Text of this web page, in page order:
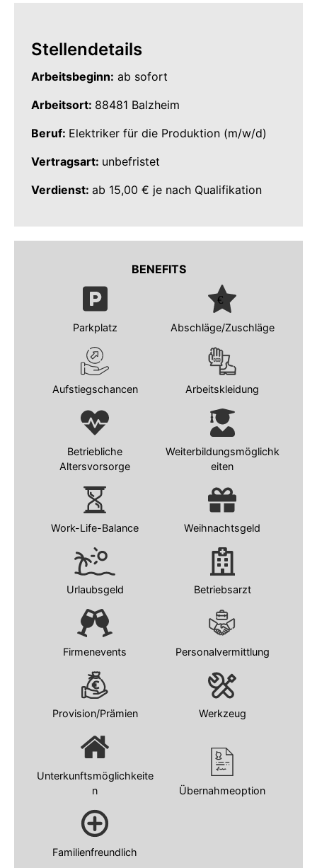
Stellendetails
Arbeitsbeginn: ab sofort
Arbeitsort: 88481 Balzheim
Beruf: Elektriker für die Produktion (m/w/d)
Vertragsart: unbefristet
Verdienst: ab 15,00 € je nach Qualifikation
BENEFITS
Parkplatz Abschläge/Zuschläge
Aufstiegschancen Arbeitskleidung
Betriebliche
Altersvorsorge
Weiterbildungsmöglichk
eiten
Work-Life-Balance Weihnachtsgeld
Urlaubsgeld Betriebsarzt
Firmenevents Personalvermittlung
Provision/Prämien Werkzeug
Unterkunftsmöglichkeite
n
Übernahmeoption
Familienfreundlich